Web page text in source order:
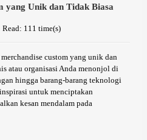
yang Unik dan Tidak Biasa
Read: 111 time(s)
custom yang unik dan
atau organisasi Anda menonjol di
hingga barang-barang teknologi
untuk menciptakan
kesan mendalam pada